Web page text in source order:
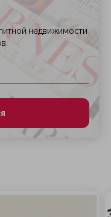
недвижимости